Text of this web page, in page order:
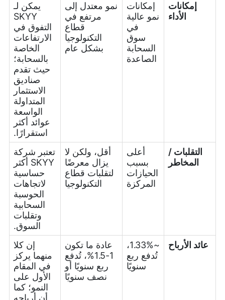
إمكانات
الأداء
إمكانات
نمو عالية
في
سوق
السحابة
الصاعدة
نمو معتدل إلى
مرتفع في
قطاع
التكنولوجيا
بشكل عام
يمكن لـ
SKYY
التفوق في
الارتفاعات
الخاصة
بالسحابة؛
حيث تقدم
صناديق
الاستثمار
المتداولة
الواسعة
عوائد أكثر
استقرارًا.
التقلبات /
المخاطر
أعلى
بسبب
الحيازات
المركزة
أقل، ولكن لا
يزال معرضًا
لتقلبات قطاع
التكنولوجيا
تعتبر شركة
SKYY أكثر
حساسية
لاتجاهات
الحوسبة
السحابية
وتقلبات
السوق.
عائد الأرباح
~1.33%،
تُدفع ربع
سنويًا
عادة ما تكون
1-1.5%، تُدفع
ربع سنويًا أو
نصف سنويًا
إن كلا
منهما يركز
في المقام
الأول على
النمو؛ كما